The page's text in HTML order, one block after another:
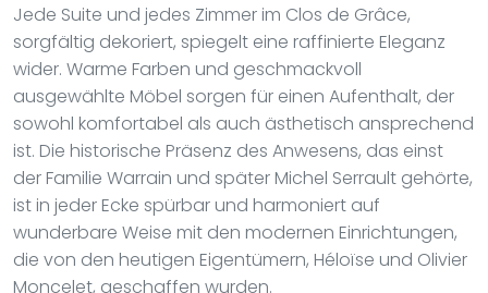
Jede Suite und jedes Zimmer im Clos de Grâce,
sorgfältig dekoriert, spiegelt eine raffinierte Eleganz
wider. Warme Farben und geschmackvoll
ausgewählte Möbel sorgen für einen Aufenthalt, der
sowohl komfortabel als auch ästhetisch ansprechend
ist. Die historische Präsenz des Anwesens, das einst
der Familie Warrain und später Michel Serrault gehörte,
ist in jeder Ecke spürbar und harmoniert auf
wunderbare Weise mit den modernen Einrichtungen,
die von den heutigen Eigentümern, Héloïse und Olivier
Moncelet, geschaffen wurden.